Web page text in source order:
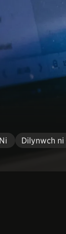
Dilynwch